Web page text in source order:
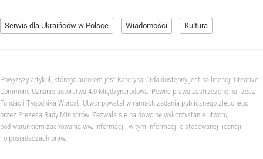
Serwis dla Ukraińców w Polsce Wiadomości Kultura
Powyższy artykuł, którego autorem jest Kateryna Orda dostępny jest na licencji Creative
Commons Uznanie autorstwa 4.0 Międzynarodowa. Pewne prawa zastrzeżone na rzecz
Fundacji Tygodnika Wprost. Utwór powstał w ramach zadania publicznego zleconego
przez Prezesa Rady Ministrów. Zezwala się na dowolne wykorzystanie utworu,
pod warunkiem zachowania ww. informacji, w tym informacji o stosowanej licencji
i o posiadaczach praw.